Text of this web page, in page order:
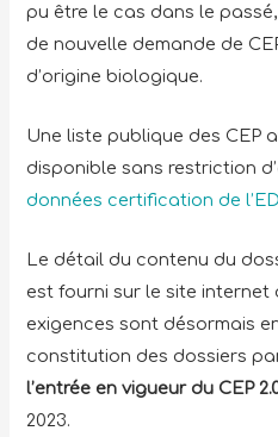
pu être le cas dans le
de nouvelle demande de
d’origine biologique.
Une liste publique des CEP
disponible sans restriction
données certification de
Le détail du contenu du
est fourni sur le site internet
exigences sont désormais
constitution des dossiers
l’entrée en vigueur du CEP
2023.